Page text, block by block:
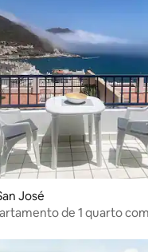
José
de 1 quarto